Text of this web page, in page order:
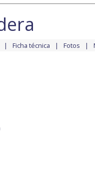
Ficha técnica Fotos